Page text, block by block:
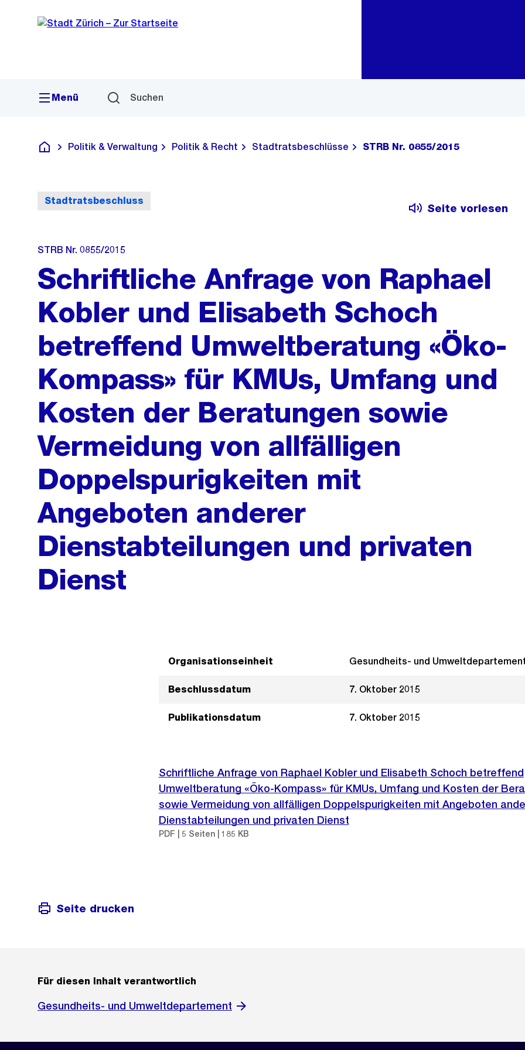
Navigation
Sprunglink
Menü Suchen
Deutsch
Politik & Verwaltung Politik & Recht Stadtratsbeschlüsse STRB Nr. 0855/2015
Stadtratsbeschluss
Seite vorlesen
STRB Nr. 0855/2015
Schriftliche Anfrage von Raphael
Kobler und Elisabeth Schoch
betreffend Umweltberatung «Öko-
Kompass» für KMUs, Umfang und
Kosten der Beratungen sowie
Vermeidung von allfälligen
Doppelspurigkeiten mit
Angeboten anderer
Dienstabteilungen und privaten
Dienst
Organisationseinheit Gesundheits- und
Beschlussdatum 7. Oktober 2015
Publikationsdatum 7. Oktober 2015
Schriftliche Anfrage von Raphael Kobler und Elisabeth Schoch betreffend
Umweltberatung «Öko-Kompass» für KMUs, Umfang und Kosten der
sowie Vermeidung von allfälligen Doppelspurigkeiten mit Angeboten
Dienstabteilungen und privaten Dienst
PDF | 5 Seiten | 185 KB
Seite drucken
Für diesen Inhalt verantwortlich
Gesundheits- und Umweltdepartement